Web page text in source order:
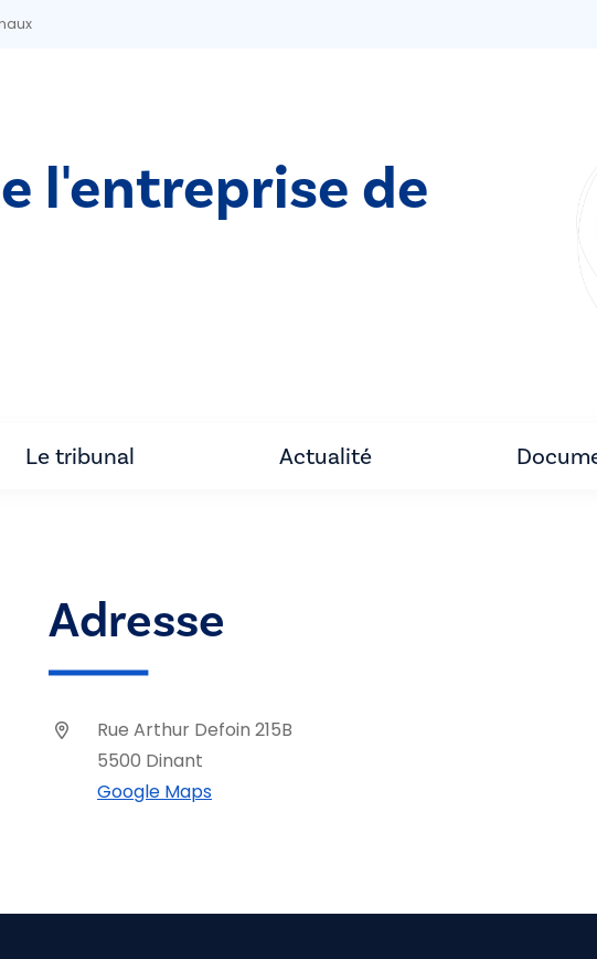
l'entreprise de
Le tribunal Actualité
Adresse
Rue Arthur Defoin 215B
5500 Dinant
Google Maps